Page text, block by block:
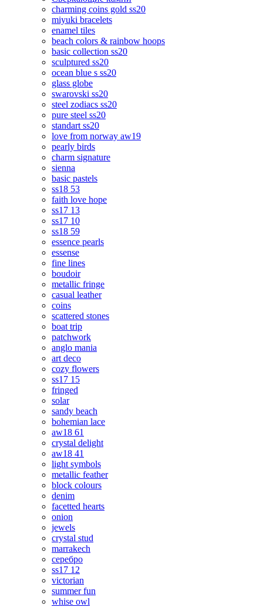
charming coins gold ss20
miyuki bracelets
enamel tiles
beach colors & rainbow hoops
basic collection ss20
sculptured ss20
ocean blue s ss20
glass globe
swarovski ss20
steel zodiacs ss20
pure steel ss20
standart ss20
love from norway aw19
pearly birds
charm signature
sienna
basic pastels
ss18 53
faith love hope
ss17 13
ss17 10
ss18 59
essence pearls
essense
fine lines
boudoir
metallic fringe
casual leather
coins
scattered stones
boat trip
patchwork
anglo mania
art deco
cozy flowers
ss17 15
fringed
solar
sandy beach
bohemian lace
aw18 61
crystal delight
aw18 41
light symbols
metallic feather
block colours
denim
facetted hearts
onion
jewels
crystal stud
marrakech
серебро
ss17 12
victorian
summer fun
whise owl